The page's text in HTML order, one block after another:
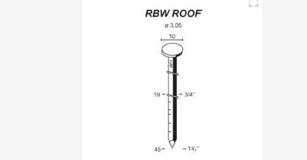
Πλάτος
Βάρος
Πίεση Λειτουργίας
Χωρητικότητα Υλικού
Τύπος